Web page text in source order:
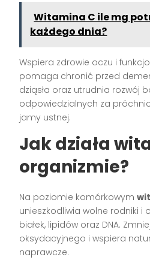
Witamina C ile mg
każdego dnia?
Wspiera zdrowie oczu i
pomaga chronić przed
dziąsła oraz utrudnia rozwój
odpowiedzialnych za
jamy ustnej.
Jak działa
organizmie?
Na poziomie komórkowym
unieszkodliwia wolne rodniki i
białek, lipidów oraz DNA.
oksydacyjnego i wspiera
naprawcze.